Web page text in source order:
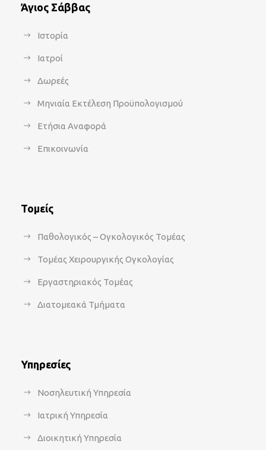
Άγιος Σάββας
Ιστορία
Ιατροί
Δωρεές
Μηνιαία Εκτέλεση Προϋπολογισμού
Ετήσια Αναφορά
Επικοινωνία
Τομείς
Παθολογικός – Ογκολογικός Τομέας
Τομέας Χειρουργικής Ογκολογίας
Εργαστηριακός Τομέας
Διατομεακά Τμήματα
Υπηρεσίες
Νοσηλευτική Υπηρεσία
Ιατρική Υπηρεσία
Διοικητική Υπηρεσία